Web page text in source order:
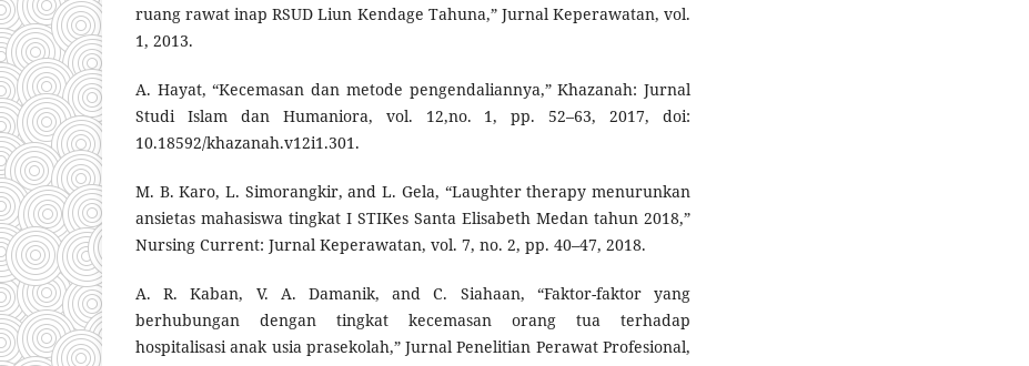
ruang rawat inap RSUD Liun Kendage Tahuna,” Jurnal Keperawatan, vol.
1, 2013.
A. Hayat, “Kecemasan dan metode pengendaliannya,” Khazanah: Jurnal
Studi Islam dan Humaniora, vol. 12,no. 1, pp. 52–63, 2017, doi:
10.18592/khazanah.v12i1.301.
M. B. Karo, L. Simorangkir, and L. Gela, “Laughter therapy menurunkan
ansietas mahasiswa tingkat I STIKes Santa Elisabeth Medan tahun 2018,”
Nursing Current: Jurnal Keperawatan, vol. 7, no. 2, pp. 40–47, 2018.
A. R. Kaban, V. A. Damanik, and C. Siahaan, “Faktor-faktor yang
berhubungan dengan tingkat kecemasan orang tua terhadap
hospitalisasi anak usia prasekolah,” Jurnal Penelitian Perawat Profesional,